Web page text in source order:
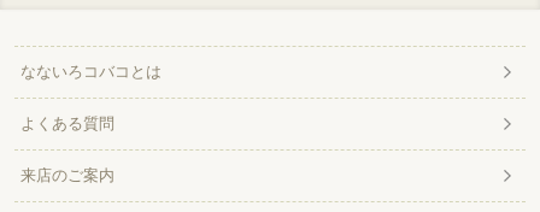
なないろコバコとは
よくある質問
来店のご案内